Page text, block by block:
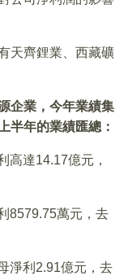
天齊鋰業、西藏礦
企業，今年業績集
半年的業績匯總：
高達14.17億元，
8579.75萬元，去
淨利2.91億元，去